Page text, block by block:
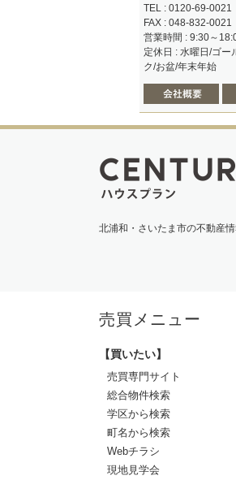
TEL : 0120-69-0021
FAX : 048-832-0021
営業時間 : 9:30～
定休日 : 水曜日/ゴー
ク/お盆/年末年始
北浦和・さいたま市の不動産
売買メニュー
【買いたい】
売買専門サイト
総合物件検索
学区から検索
町名から検索
Webチラシ
現地見学会